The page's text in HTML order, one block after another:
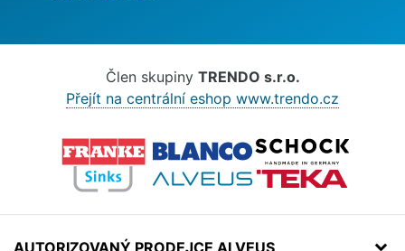
Člen skupiny TRENDO s.r.o.
Přejít na centrální eshop www.trendo.cz
AUTORIZOVANÝ PRODEJCE ALVEUS